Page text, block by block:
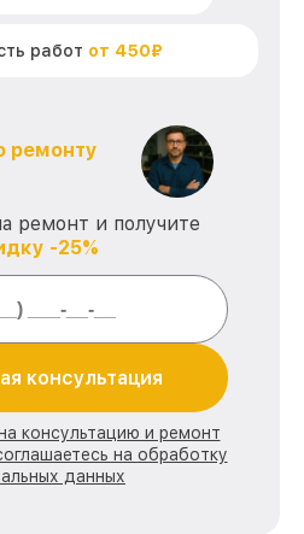
работ от 450₽
ремонту
ремонт и получите
-25%
консультация
консультацию и ремонт
на обработку
данных